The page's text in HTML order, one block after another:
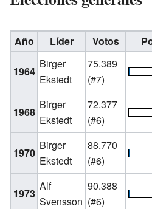
Año Líder Votos
1964
Birger
Ekstedt
75.389
(#7)
1968
Birger
Ekstedt
72.377
(#6)
1970
Birger
Ekstedt
88.770
(#6)
1973
Alf
Svensson
90.388
(#6)